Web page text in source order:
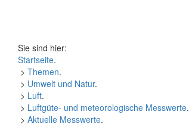
Sie sind hier:
Startseite.
> Themen.
> Umwelt und Natur.
> Luft.
> Luftgüte- und meteorologische Messwerte.
> Aktuelle Messwerte.